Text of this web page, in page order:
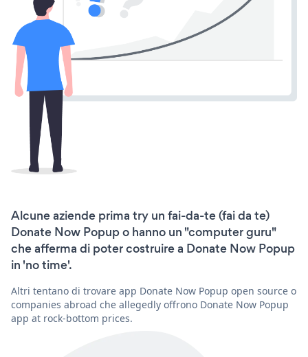
Alcune aziende prima try un fai-da-te (fai da te)
Donate Now Popup o hanno un "computer guru"
che afferma di poter costruire a Donate Now Popup
in 'no time'.
Altri tentano di trovare app Donate Now Popup open source o
companies abroad che allegedly offrono Donate Now Popup
app at rock-bottom prices.